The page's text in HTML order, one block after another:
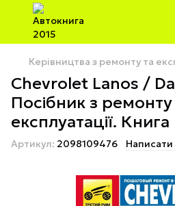
Керівництва з ремонту та
Chevrolet Lanos /
Посібник з
експлуатації. Книга
Артикул: 2098109476 Написати